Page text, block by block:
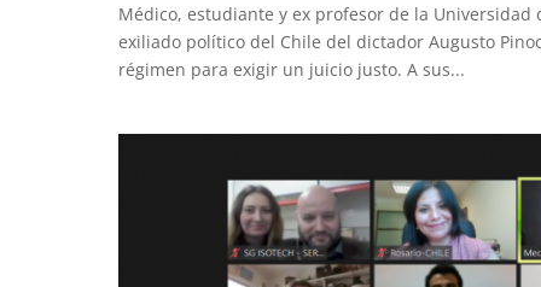
Médico, estudiante y ex profesor de la
exiliado político del Chile del dictador Augusto
régimen para exigir un juicio justo. A sus...